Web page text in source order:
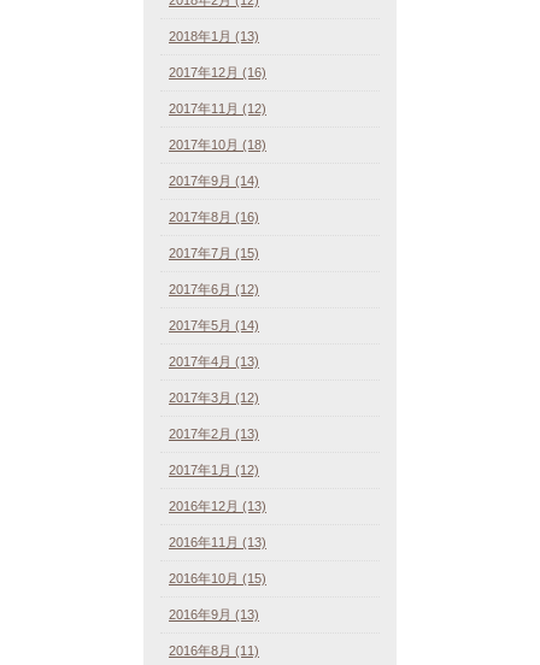
2018年1月 (13)
2017年12月 (16)
2017年11月 (12)
2017年10月 (18)
2017年9月 (14)
2017年8月 (16)
2017年7月 (15)
2017年6月 (12)
2017年5月 (14)
2017年4月 (13)
2017年3月 (12)
2017年2月 (13)
2017年1月 (12)
2016年12月 (13)
2016年11月 (13)
2016年10月 (15)
2016年9月 (13)
2016年8月 (11)